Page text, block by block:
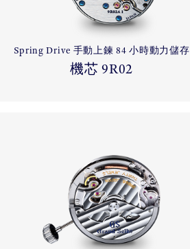
Spring Drive 手動上鍊 84 小時動力儲存
機芯 9R02